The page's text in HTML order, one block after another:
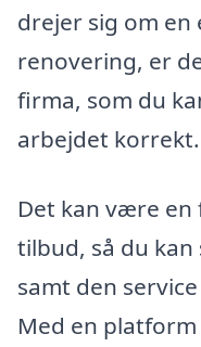
drejer sig om
renovering, er
firma, som du
arbejdet korrekt.
Det kan være
tilbud, så du
samt den
Med en